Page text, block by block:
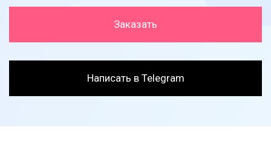
Заказать
Написать в Telegram